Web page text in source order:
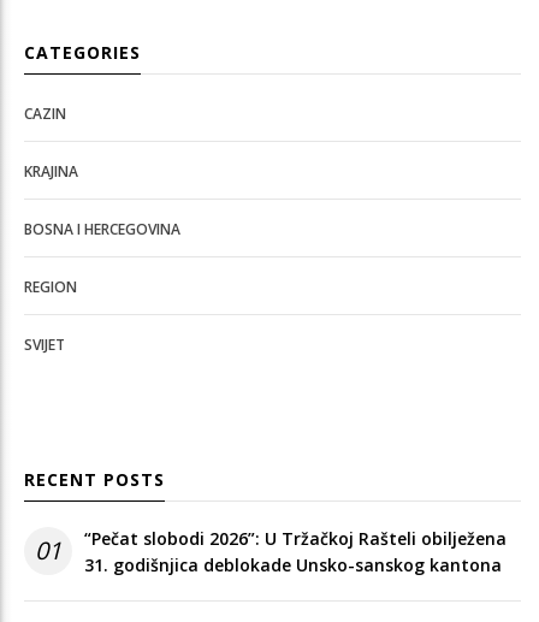
CATEGORIES
CAZIN
KRAJINA
BOSNA I HERCEGOVINA
REGION
SVIJET
RECENT POSTS
01
“Pečat slobodi 2026”: U Tržačkoj Rašteli obilježena
31. godišnjica deblokade Unsko-sanskog kantona